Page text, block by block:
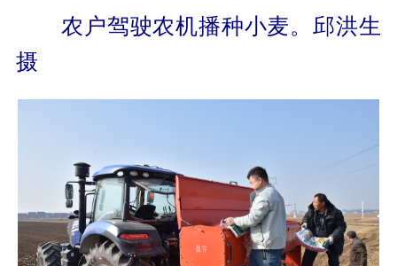
农户驾驶农机播种小麦。邱洪生
摄